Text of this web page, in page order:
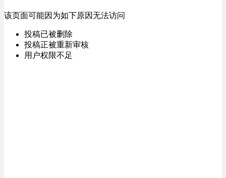
该页面可能因为如下原因无法访问
投稿已被删除
投稿正被重新审核
用户权限不足